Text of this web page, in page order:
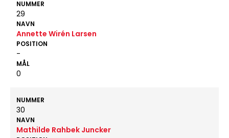
NUMMER
29
NAVN
Annette Wirén Larsen
POSITION
-
MÅL
0
NUMMER
30
NAVN
Mathilde Rahbek Juncker